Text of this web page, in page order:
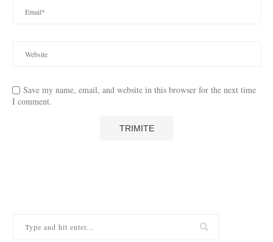
Save my name, email, and website in this browser for the next time
I comment.